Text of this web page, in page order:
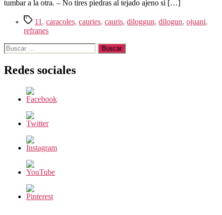
tumbar a la otra. – No tires piedras al tejado ajeno si […]
Etiquetas
11 , caracoles, cauries, cauris, diloggun, dilogun, ojuani,
refranes
Buscar:
Redes sociales